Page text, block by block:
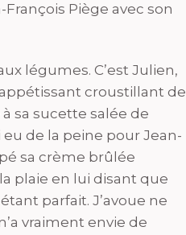
Piège avec son
légumes. C’est Julien,
croustillant de
sa sucette salée de
de la peine pour Jean-
sa crème brûlée
plaie en lui disant que
parfait. J’avoue ne
vraiment envie de